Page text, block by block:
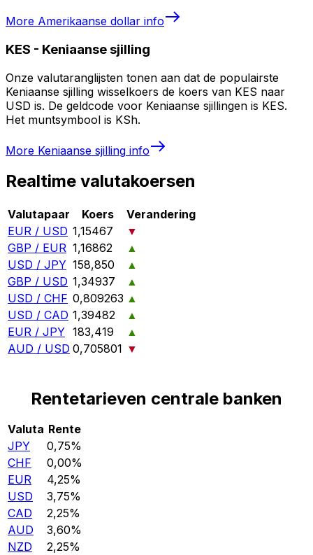
More Amerikaanse dollar info
KES - Keniaanse sjilling
Onze valutaranglijsten tonen aan dat de populairste
Keniaanse sjilling wisselkoers de koers van KES naar
USD is. De geldcode voor Keniaanse sjillingen is KES.
Het muntsymbool is KSh.
More Keniaanse sjilling info
Realtime valutakoersen
Valutapaar Koers
Verandering
EUR / USD 1,15467
▼
GBP / EUR 1,16862
▲
USD / JPY 158,850
▲
GBP / USD 1,34937
▲
USD / CHF 0,809263 ▲
USD / CAD 1,39482
▲
EUR / JPY 183,419
▲
AUD / USD 0,705801 ▼
Rentetarieven centrale banken
Valuta Rente
JPY
0,75%
CHF
0,00%
EUR
4,25%
USD
3,75%
CAD
2,25%
AUD
3,60%
NZD
2,25%